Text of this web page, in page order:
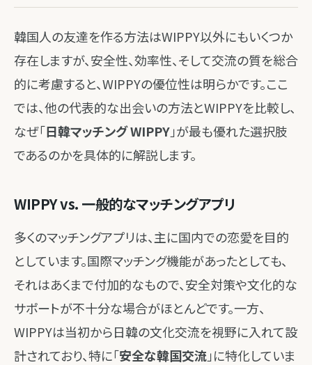
韓国人の友達を作る方法はWIPPY以外にもいくつか
存在しますが、安全性、効率性、そして交流の質を総合
的に考慮すると、WIPPYの優位性は明らかです。ここ
では、他の代表的な出会いの方法とWIPPYを比較し、
なぜ「日韓マッチング WIPPY」が最も優れた選択肢
であるのかを具体的に解説します。
WIPPY vs. 一般的なマッチングアプリ
多くのマッチングアプリは、主に国内での恋愛を目的
としています。国際マッチング機能があったとしても、
それはあくまで付加的なもので、安全対策や文化的な
サポートが不十分な場合がほとんどです。一方、
WIPPYは当初から日韓の文化交流を視野に入れて設
計されており、特に「安全な韓国交流」に特化していま